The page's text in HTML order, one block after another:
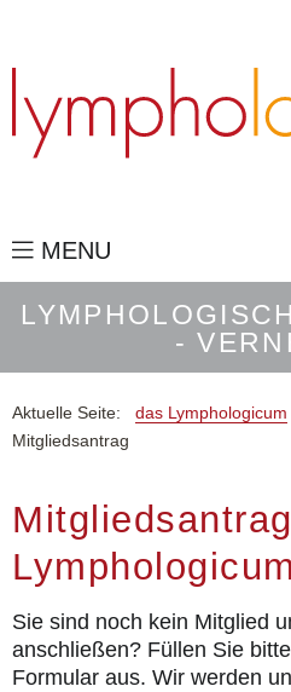
MENU
das Lymphologicum
Über den Verein
Förderer
für Fachleute
der Campus
für Patienten
die Publikationen
-
Aktuelle Seite: das Lymphologicum
Mitgliedsantrag
Lymphologicum
Sie sind noch kein Mitglied
anschließen? Füllen Sie
Formular aus. Wir werden